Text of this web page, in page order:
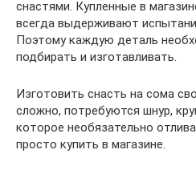
снастями. Купленные в
всегда выдерживают
Поэтому каждую деталь
подбирать и изготавливать.
Изготовить снасть на сома
сложно, потребуются шнур,
которое необязательно
просто купить в магазине.